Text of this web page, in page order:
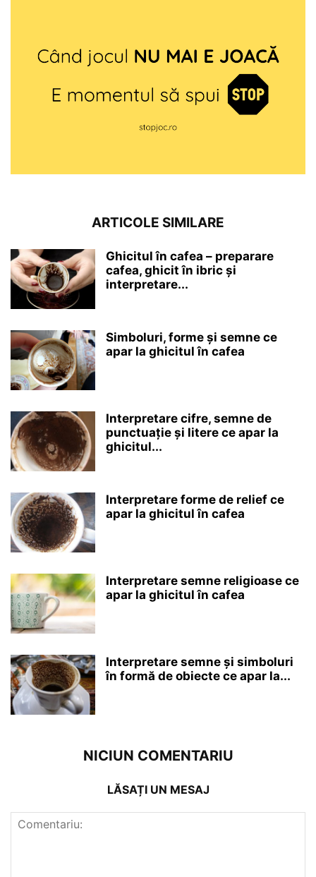
ARTICOLE SIMILARE
Ghicitul în cafea – preparare
cafea, ghicit în ibric și
interpretare...
Simboluri, forme și semne ce
apar la ghicitul în cafea
Interpretare cifre, semne de
punctuație și litere ce apar la
ghicitul...
Interpretare forme de relief ce
apar la ghicitul în cafea
Interpretare semne religioase ce
apar la ghicitul în cafea
Interpretare semne și simboluri
în formă de obiecte ce apar la...
NICIUN COMENTARIU
LĂSAȚI UN MESAJ